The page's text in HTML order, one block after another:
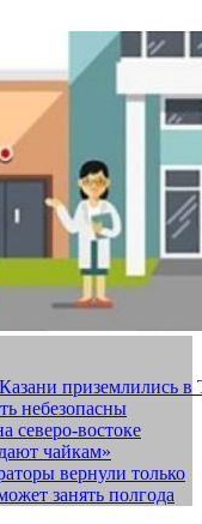
приземлились в
небезопасны
северо-востоке
чайкам»
вернули только
занять полгода